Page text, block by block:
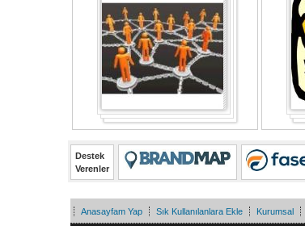
Destek
Verenler
Anasayfam Yap Sık Kullanılanlara Ekle Kurumsal